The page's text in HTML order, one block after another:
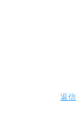
返信